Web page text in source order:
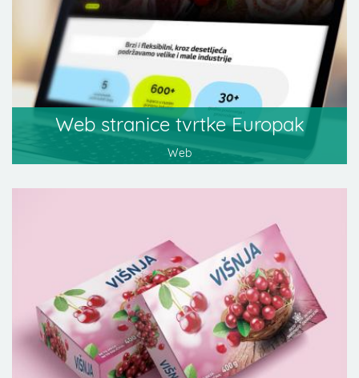
Web stranice tvrtke Europak
Web